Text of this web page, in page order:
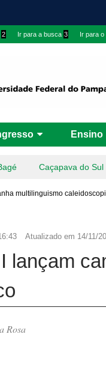
2 Ir para a busca 3 Ir para o
Ensino
Caçapava do Sul
multilinguismo
Atualizado em 14/11/
lançam
Rosa